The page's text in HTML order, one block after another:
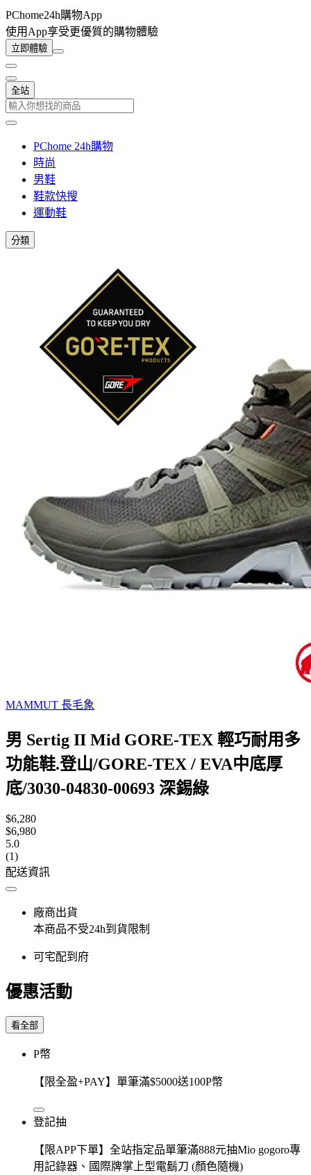
PChome24h購物App
使用App享受更優質的購物體驗
立即體驗
全站
PChome 24h購物
時尚
男鞋
鞋款快搜
運動鞋
分類
MAMMUT 長毛象
男 Sertig II Mid GORE-TEX 輕巧耐用多
功能鞋.登山/GORE-TEX / EVA中底厚
底/3030-04830-00693 深錫綠
$6,280
$6,980
5.0
(1)
配送資訊
廠商出貨
本商品不受24h到貨限制
可宅配到府
優惠活動
看全部
P幣
【限全盈+PAY】單筆滿$5000送100P幣
登記抽
【限APP下單】全站指定品單筆滿888元抽Mio gogoro專
用記錄器、國際牌掌上型電鬍刀 (顏色隨機)